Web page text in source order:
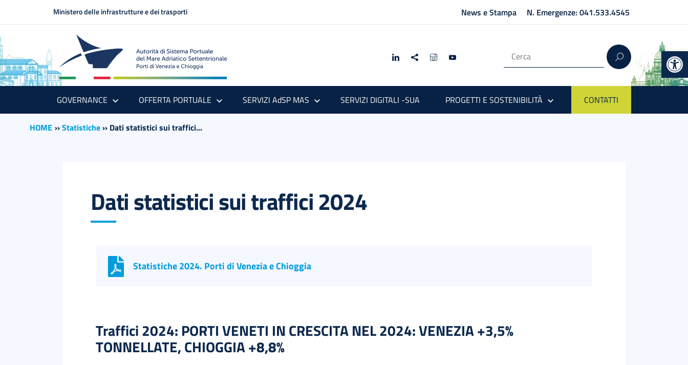
Ministero delle infrastrutture e dei trasporti News e Stampa N. Emergenze: 041.533.4545
GOVERNANCE OFFERTA PORTUALE SERVIZI AdSP MAS SERVIZI DIGITALI -SUA PROGETTI E SOSTENIBILITÀ CONTATTI
HOME ››Statistiche›› Dati statistici sui traffici...
Dati statistici sui traffici 2024
Statistiche 2024. Porti di Venezia e Chioggia
Traffici 2024: PORTI VENETI IN CRESCITA NEL 2024: VENEZIA +3,5%
TONNELLATE, CHIOGGIA +8,8%